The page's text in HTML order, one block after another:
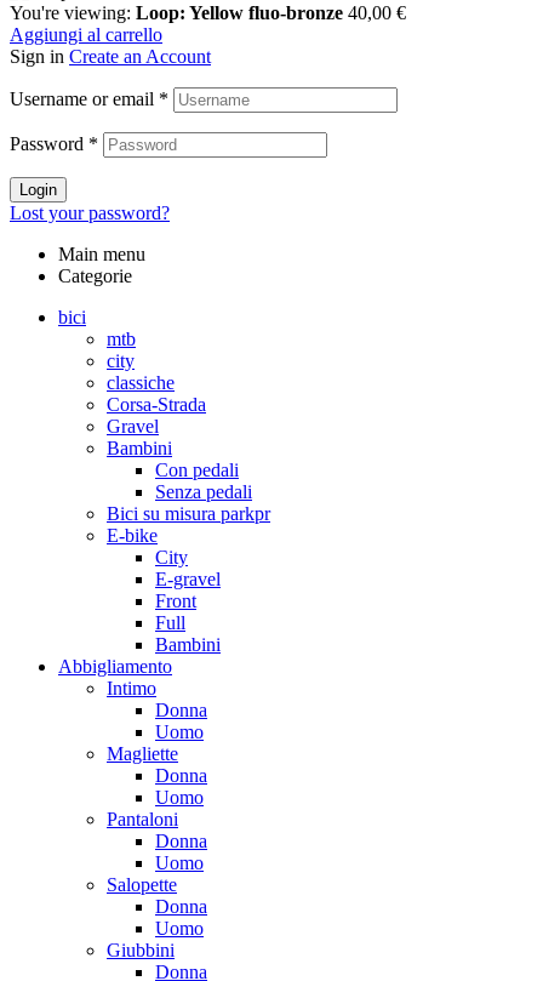
You're viewing: Loop: Yellow fluo-bronze 40,00 €
Aggiungi al carrello
Sign in Create an Account
Username or email *
Password *
Login
Lost your password?
Main menu
Categorie
bici
mtb
city
classiche
Corsa-Strada
Gravel
Bambini
Con pedali
Senza pedali
Bici su misura parkpr
E-bike
City
E-gravel
Front
Full
Bambini
Abbigliamento
Intimo
Donna
Uomo
Magliette
Donna
Uomo
Pantaloni
Donna
Uomo
Salopette
Donna
Uomo
Giubbini
Donna